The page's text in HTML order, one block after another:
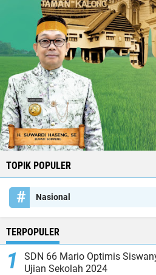
TOPIK POPULER
Nasional
TERPOPULER
SDN 66 Mario Optimis
Ujian Sekolah 2024